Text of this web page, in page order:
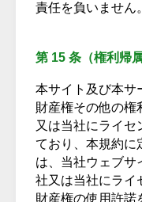
責任を負いません。
第 15 条（権利帰属
本サイト及び本サ
財産権その他の権
又は当社にライセ
ており、本規約に
は、当社ウェブサ
社又は当社にライ
財産権の使用許諾